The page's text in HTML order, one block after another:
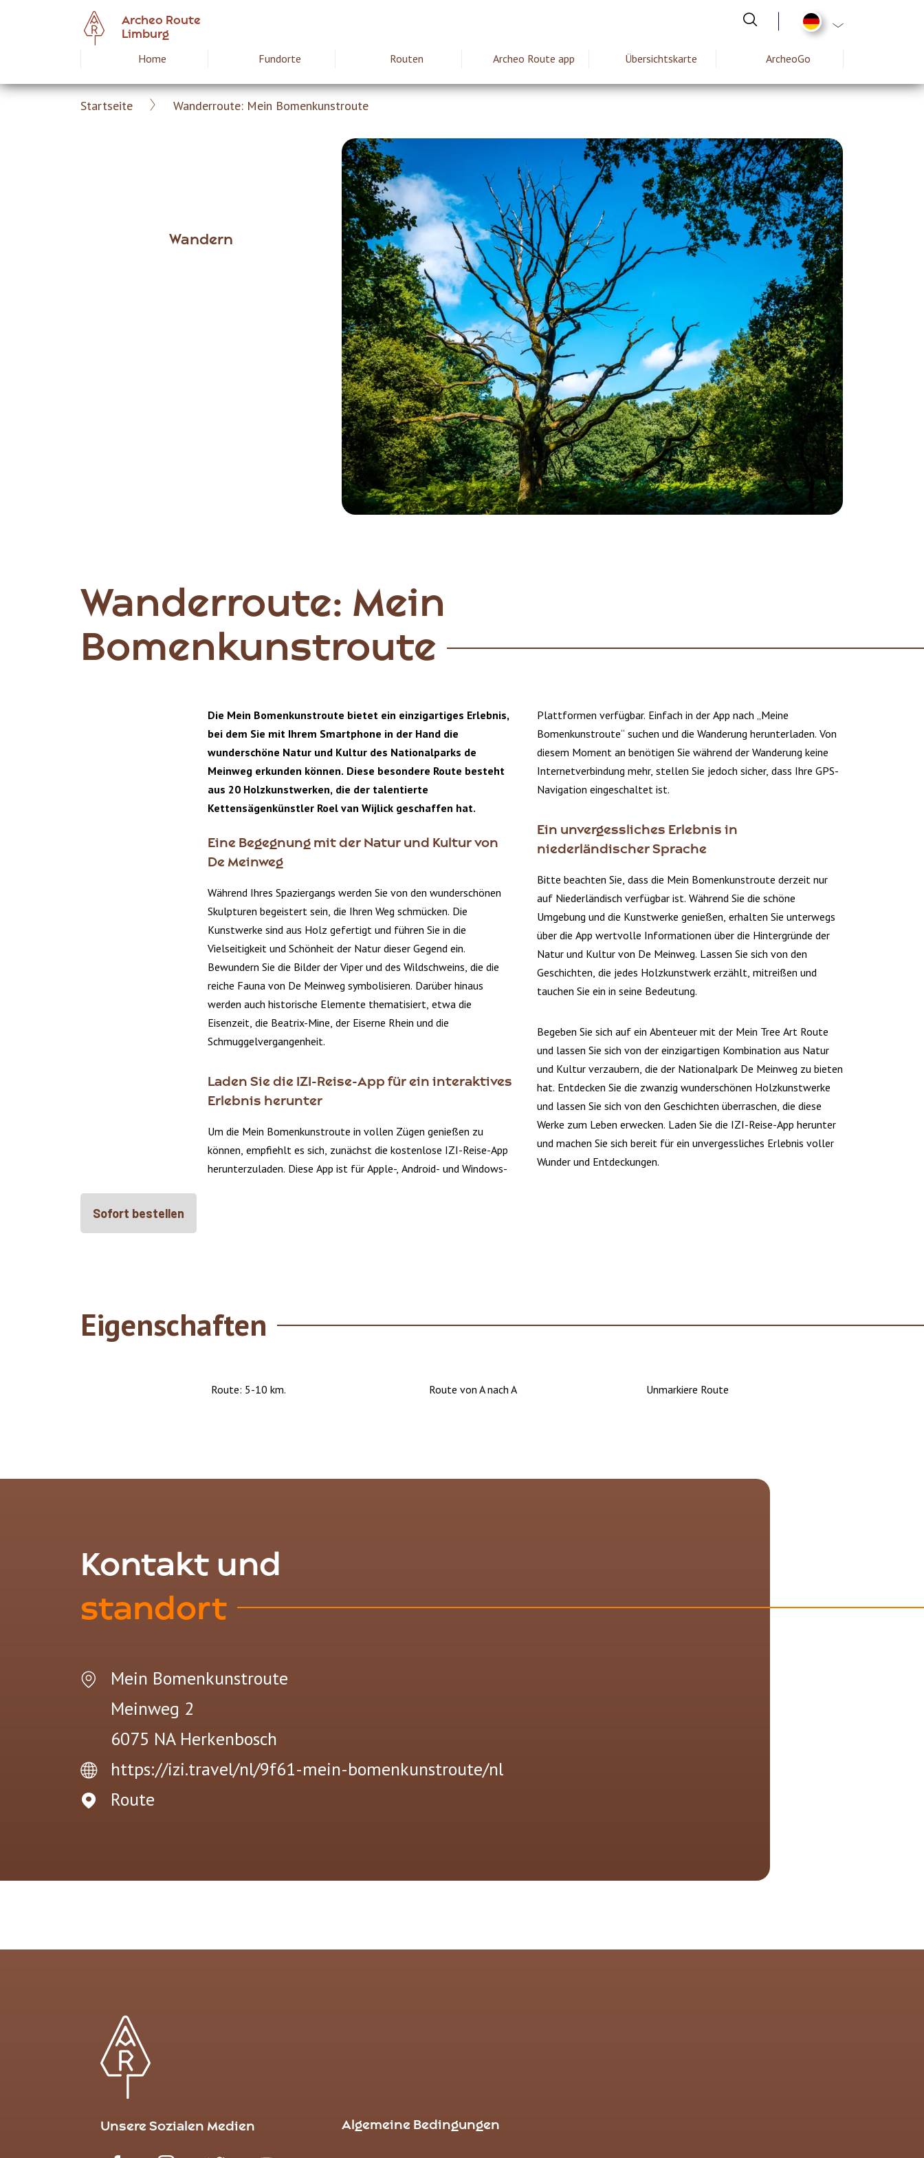
List additional
Archeo Route
Limburg
Hoofdnavigatie
Archeoroute
Home Fundorte Routen Archeo Route app Übersichtskarte ArcheoGo
Breadcrumb
Startseite Wanderroute: Mein Bomenkunstroute
Wandern
Wanderroute: Mein
Bomenkunstroute
Die Mein Bomenkunstroute bietet ein einzigartiges Erlebnis,
bei dem Sie mit Ihrem Smartphone in der Hand die
wunderschöne Natur und Kultur des Nationalparks de
Meinweg erkunden können. Diese besondere Route besteht
aus 20 Holzkunstwerken, die der talentierte
Kettensägenkünstler Roel van Wijlick geschaffen hat.
Eine Begegnung mit der Natur und Kultur von
De Meinweg
Während Ihres Spaziergangs werden Sie von den wunderschönen
Skulpturen begeistert sein, die Ihren Weg schmücken. Die
Kunstwerke sind aus Holz gefertigt und führen Sie in die
Vielseitigkeit und Schönheit der Natur dieser Gegend ein.
Bewundern Sie die Bilder der Viper und des Wildschweins, die die
reiche Fauna von De Meinweg symbolisieren. Darüber hinaus
werden auch historische Elemente thematisiert, etwa die
Eisenzeit, die Beatrix-Mine, der Eiserne Rhein und die
Schmuggelvergangenheit.
Laden Sie die IZI-Reise-App für ein interaktives
Erlebnis herunter
Um die Mein Bomenkunstroute in vollen Zügen genießen zu
können, empfiehlt es sich, zunächst die kostenlose IZI-Reise-App
herunterzuladen. Diese App ist für Apple-, Android- und Windows-
Plattformen verfügbar. Einfach in der App nach „Meine
Bomenkunstroute“ suchen und die Wanderung herunterladen. Von
diesem Moment an benötigen Sie während der Wanderung keine
Internetverbindung mehr, stellen Sie jedoch sicher, dass Ihre GPS-
Navigation eingeschaltet ist.
Ein unvergessliches Erlebnis in
niederländischer Sprache
Bitte beachten Sie, dass die Mein Bomenkunstroute derzeit nur
auf Niederländisch verfügbar ist. Während Sie die schöne
Umgebung und die Kunstwerke genießen, erhalten Sie unterwegs
über die App wertvolle Informationen über die Hintergründe der
Natur und Kultur von De Meinweg. Lassen Sie sich von den
Geschichten, die jedes Holzkunstwerk erzählt, mitreißen und
tauchen Sie ein in seine Bedeutung.
Begeben Sie sich auf ein Abenteuer mit der Mein Tree Art Route
und lassen Sie sich von der einzigartigen Kombination aus Natur
und Kultur verzaubern, die der Nationalpark De Meinweg zu bieten
hat. Entdecken Sie die zwanzig wunderschönen Holzkunstwerke
und lassen Sie sich von den Geschichten überraschen, die diese
Werke zum Leben erwecken. Laden Sie die IZI-Reise-App herunter
und machen Sie sich bereit für ein unvergessliches Erlebnis voller
Wunder und Entdeckungen.
Sofort bestellen
Eigenschaften
Route: 5-10 km. Route von A nach A Unmarkiere Route
Kontakt und
standort
Mein Bomenkunstroute
Meinweg 2
6075 NA Herkenbosch
https://izi.travel/nl/9f61-mein-bomenkunstroute/nl
Route
Unsere Sozialen Medien Algemeine Bedingungen